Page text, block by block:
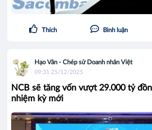
Thích Bình luận
Hạo Vân - Chép sử Doanh nhân Việt
09:31 25/12/2025
NCB sẽ tăng vốn vượt 29.000 tỷ
nhiệm kỳ mới